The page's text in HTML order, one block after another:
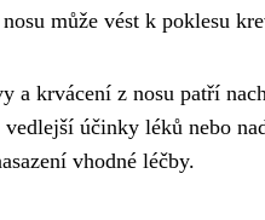
může vést k poklesu
a krvácení z nosu patří
účinky léků nebo
vhodné léčby.